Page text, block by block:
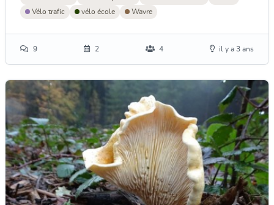
Vélo trafic
vélo école Wavre
9 2 4 il y a 3 ans